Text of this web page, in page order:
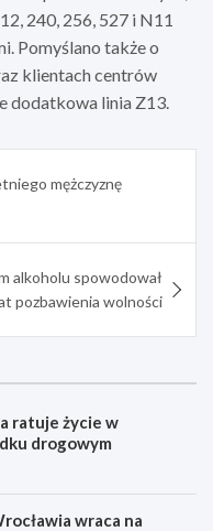
240, 256, 527 i N11
Pomyślano także o
klientach centrów
dodatkowa linia Z13.
mężczyznę
alkoholu spowodował
pozbawienia wolności
ratuje życie w
drogowym
wraca na